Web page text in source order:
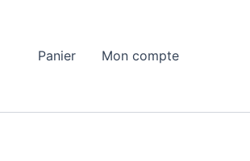
Panier Mon compte